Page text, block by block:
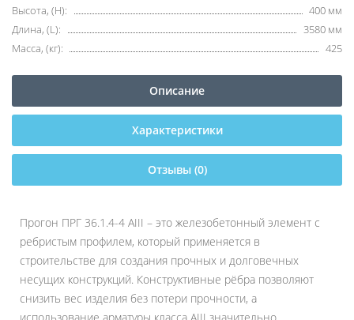
Высота, (H):
400 мм
Длина, (L):
3580 мм
Масса, (кг):
425
Описание
Характеристики
Отзывы (0)
Прогон ПРГ 36.1.4-4 АIII – это железобетонный элемент с
ребристым профилем, который применяется в
строительстве для создания прочных и долговечных
несущих конструкций. Конструктивные рёбра позволяют
снизить вес изделия без потери прочности, а